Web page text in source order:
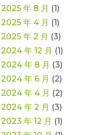
2025 年 8 月 (1)
2025 年 4 月 (1)
2025 年 2 月 (3)
2024 年 12 月 (1)
2024 年 8 月 (3)
2024 年 6 月 (2)
2024 年 4 月 (2)
2024 年 2 月 (3)
2023 年 12 月 (1)